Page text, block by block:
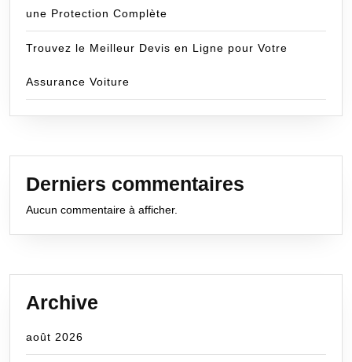
une Protection Complète
Trouvez le Meilleur Devis en Ligne pour Votre
Assurance Voiture
Derniers commentaires
Aucun commentaire à afficher.
Archive
août 2026